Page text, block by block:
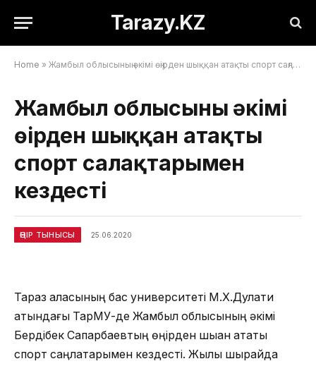
Tarazy.KZ
Home » Жамбыл облысының әкімі өңірден шыққан атақты спорт саңлақтарымен кездесті
Жамбыл облысының әкімі
өңірден шыққан атақты
спорт саңлақтарымен
кездесті
ӨҢІР ТЫНЫСЫ 25.06.2020
Тараз қаласының бас университеті М.Х.Дулати
атындағы ТарМУ-де Жамбыл облысының әкімі
Бердібек Сапарбаевтың өңірден шыққан атақты
спорт саңлақтарымен кездесті. Жылы шырайда